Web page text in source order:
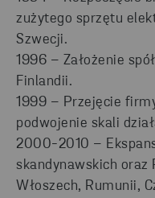
zużytego sprzętu
Szwecji.
1996 – Założenie
Finlandii.
1999 – Przejęcie
podwojenie skali
2000-2010 –
skandynawskich oraz
Włoszech, Rumunii,